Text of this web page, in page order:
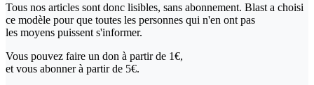
Tous nos articles sont donc lisibles, sans abonnement. Blast a choisi
ce modèle pour que toutes les personnes qui n'en ont pas
les moyens puissent s'informer.
Vous pouvez faire un don à partir de 1€,
et vous abonner à partir de 5€.